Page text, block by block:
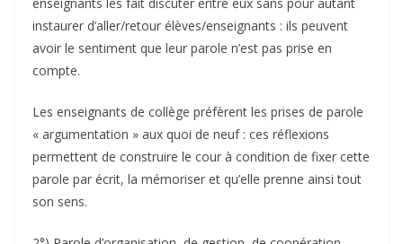
instaurer d’aller/retour élèves/enseignants : ils peuvent
avoir le sentiment que leur parole n’est pas prise en
compte.
Les enseignants de collège préfèrent les prises de parole
« argumentation » aux quoi de neuf : ces réflexions
permettent de construire le cour à condition de fixer cette
parole par écrit, la mémoriser et qu’elle prenne ainsi tout
son sens.